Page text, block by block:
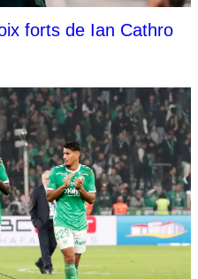
forts de Ian Cathro